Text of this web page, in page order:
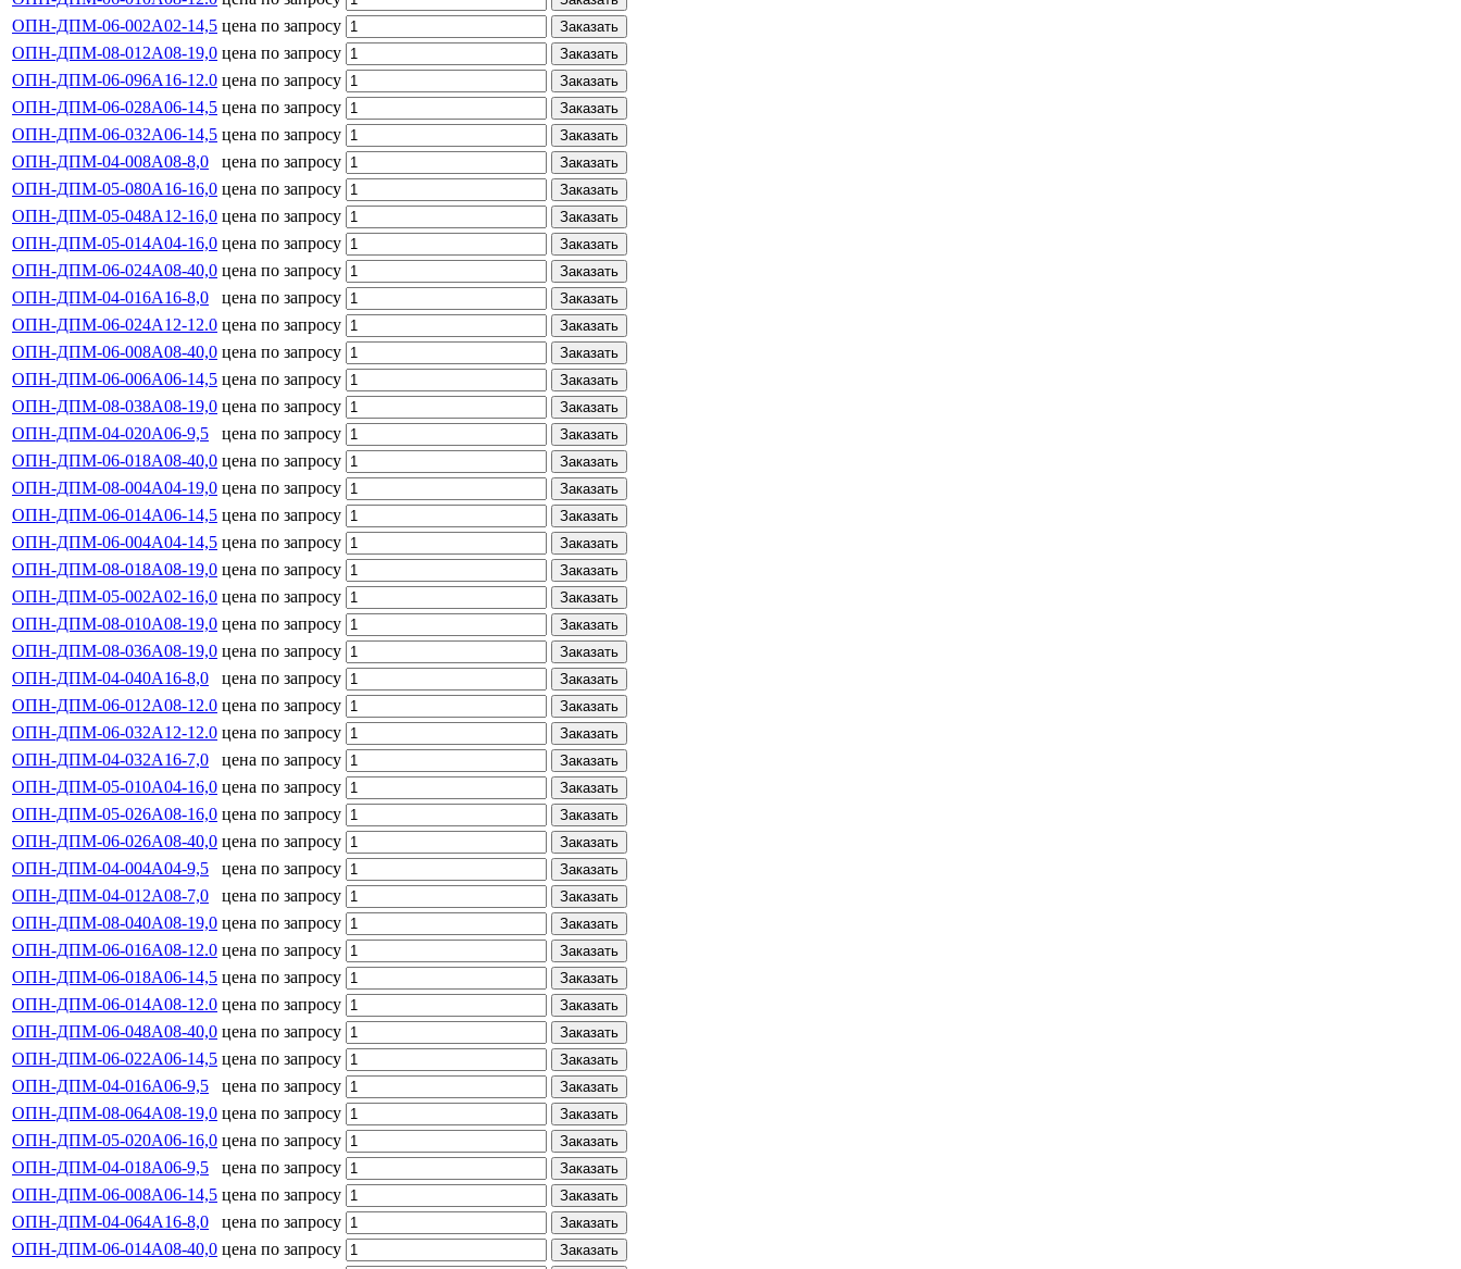
ОПН-ДПМ-06-002А02-14,5 цена по запросу Заказать
ОПН-ДПМ-08-012А08-19,0 цена по запросу Заказать
ОПН-ДПМ-06-096А16-12.0 цена по запросу Заказать
ОПН-ДПМ-06-028А06-14,5 цена по запросу Заказать
ОПН-ДПМ-06-032А06-14,5 цена по запросу Заказать
ОПН-ДПМ-04-008А08-8,0 цена по запросу Заказать
ОПН-ДПМ-05-080А16-16,0 цена по запросу Заказать
ОПН-ДПМ-05-048А12-16,0 цена по запросу Заказать
ОПН-ДПМ-05-014А04-16,0 цена по запросу Заказать
ОПН-ДПМ-06-024А08-40,0 цена по запросу Заказать
ОПН-ДПМ-04-016А16-8,0 цена по запросу Заказать
ОПН-ДПМ-06-024А12-12.0 цена по запросу Заказать
ОПН-ДПМ-06-008А08-40,0 цена по запросу Заказать
ОПН-ДПМ-06-006А06-14,5 цена по запросу Заказать
ОПН-ДПМ-08-038А08-19,0 цена по запросу Заказать
ОПН-ДПМ-04-020А06-9,5 цена по запросу Заказать
ОПН-ДПМ-06-018А08-40,0 цена по запросу Заказать
ОПН-ДПМ-08-004А04-19,0 цена по запросу Заказать
ОПН-ДПМ-06-014А06-14,5 цена по запросу Заказать
ОПН-ДПМ-06-004А04-14,5 цена по запросу Заказать
ОПН-ДПМ-08-018А08-19,0 цена по запросу Заказать
ОПН-ДПМ-05-002А02-16,0 цена по запросу Заказать
ОПН-ДПМ-08-010А08-19,0 цена по запросу Заказать
ОПН-ДПМ-08-036А08-19,0 цена по запросу Заказать
ОПН-ДПМ-04-040А16-8,0 цена по запросу Заказать
ОПН-ДПМ-06-012А08-12.0 цена по запросу Заказать
ОПН-ДПМ-06-032А12-12.0 цена по запросу Заказать
ОПН-ДПМ-04-032А16-7,0 цена по запросу Заказать
ОПН-ДПМ-05-010А04-16,0 цена по запросу Заказать
ОПН-ДПМ-05-026А08-16,0 цена по запросу Заказать
ОПН-ДПМ-06-026А08-40,0 цена по запросу Заказать
ОПН-ДПМ-04-004А04-9,5 цена по запросу Заказать
ОПН-ДПМ-04-012А08-7,0 цена по запросу Заказать
ОПН-ДПМ-08-040А08-19,0 цена по запросу Заказать
ОПН-ДПМ-06-016А08-12.0 цена по запросу Заказать
ОПН-ДПМ-06-018А06-14,5 цена по запросу Заказать
ОПН-ДПМ-06-014А08-12.0 цена по запросу Заказать
ОПН-ДПМ-06-048А08-40,0 цена по запросу Заказать
ОПН-ДПМ-06-022А06-14,5 цена по запросу Заказать
ОПН-ДПМ-04-016А06-9,5 цена по запросу Заказать
ОПН-ДПМ-08-064А08-19,0 цена по запросу Заказать
ОПН-ДПМ-05-020А06-16,0 цена по запросу Заказать
ОПН-ДПМ-04-018А06-9,5 цена по запросу Заказать
ОПН-ДПМ-06-008А06-14,5 цена по запросу Заказать
ОПН-ДПМ-04-064А16-8,0 цена по запросу Заказать
ОПН-ДПМ-06-014А08-40,0 цена по запросу Заказать